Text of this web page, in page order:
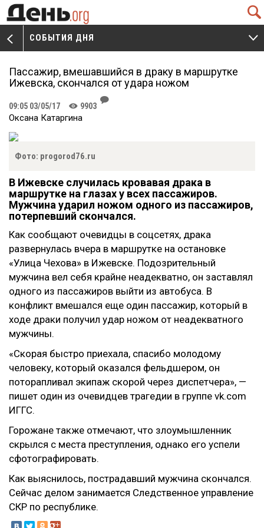
Q
V
СОБЫТИЯ ДНЯ
W
Пассажир, вмешавшийся в драку в маршрутке
Ижевска, скончался от удара ножом
09:05 03/05/17 K 9903
J
Оксана Катаргина
Фото: progorod76.ru
В Ижевске случилась кровавая драка в
маршрутке на глазах у всех пассажиров.
Мужчина ударил ножом одного из пассажиров,
потерпевший скончался.
Как сообщают очевидцы в соцсетях, драка
развернулась вчера в маршрутке на остановке
«Улица Чехова» в Ижевске. Подозрительный
мужчина вел себя крайне неадекватно, он заставлял
одного из пассажиров выйти из автобуса. В
конфликт вмешался еще один пассажир, который в
ходе драки получил удар ножом от неадекватного
мужчины.
«Скорая быстро приехала, спасибо молодому
человеку, который оказался фельдшером, он
поторапливал экипаж скорой через диспетчера», —
пишет один из очевидцев трагедии в группе vk.com
ИГГС.
Горожане также отмечают, что злоумышленник
скрылся с места преступления, однако его успели
сфотографировать.
Как выяснилось, пострадавший мужчина скончался.
Сейчас делом занимается Следственное управление
СКР по республике.